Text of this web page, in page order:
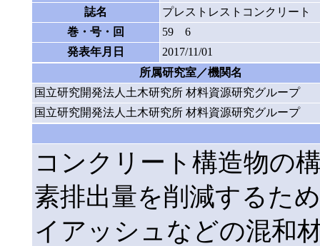
誌名
プレストレストコンクリート
巻・号・回
59 6
発表年月日
2017/11/01
所属研究室／機関名
国立研究開発法人土木研究所 材料資源研究グループ
国立研究開発法人土木研究所 材料資源研究グループ
コンクリート構造物の
素排出量を削減するた
イアッシュなどの混和